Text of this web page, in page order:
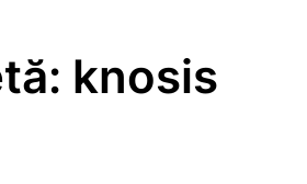
knosis